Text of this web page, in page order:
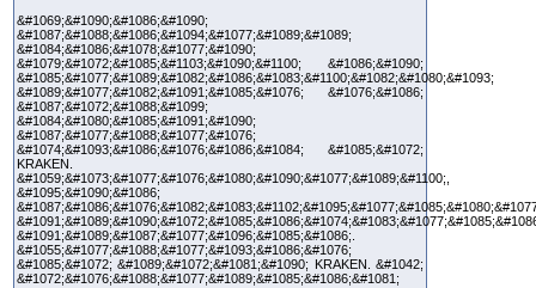
&#1069;&#1090;&#1086;&#1090;
&#1087;&#1088;&#1086;&#1094;&#1077;&#1089;&#1089;
&#1084;&#1086;&#1078;&#1077;&#1090;
&#1079;&#1072;&#1085;&#1103;&#1090;&#1100; &#1086;&#1090;
&#1085;&#1077;&#1089;&#1082;&#1086;&#1083;&#1100;&#1082;&#1080;&#1093;
&#1089;&#1077;&#1082;&#1091;&#1085;&#1076; &#1076;&#1086;
&#1087;&#1072;&#1088;&#1099;
&#1084;&#1080;&#1085;&#1091;&#1090;
&#1087;&#1077;&#1088;&#1077;&#1076;
&#1074;&#1093;&#1086;&#1076;&#1086;&#1084; &#1085;&#1072;
KRAKEN.
&#1059;&#1073;&#1077;&#1076;&#1080;&#1090;&#1077;&#1089;&#1100;,
&#1095;&#1090;&#1086;
&#1091;&#1089;&#1087;&#1077;&#1096;&#1085;&#1086;.
&#1055;&#1077;&#1088;&#1077;&#1093;&#1086;&#1076;
&#1085;&#1072; &#1089;&#1072;&#1081;&#1090; KRAKEN. &#1042;
&#1072;&#1076;&#1088;&#1077;&#1089;&#1085;&#1086;&#1081;